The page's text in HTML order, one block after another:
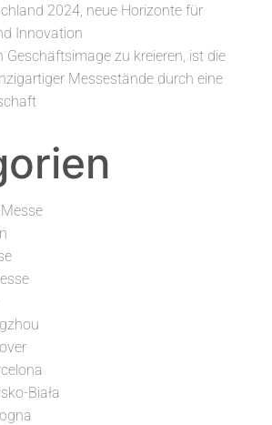
2024, neue Horizonte für
Innovation
Geschäftsimage zu kreieren, ist die
Messestände durch eine
Biała